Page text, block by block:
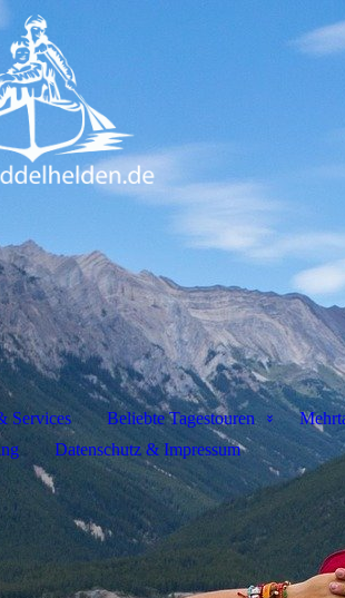
Services Beliebte Tagestouren
Datenschutz & Impressum